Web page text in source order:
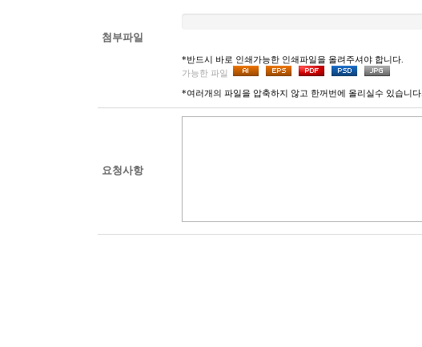
첨부파일
*반드시 바로 인쇄가능한 인쇄파일을 올려주셔야 합니다.
가능한 파일
*여러개의 파일을 압축하지 않고 한꺼번에 올리실수 있습니다.
요청사항